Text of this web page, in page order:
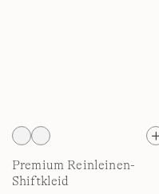
Premium Reinleinen-
Shiftkleid